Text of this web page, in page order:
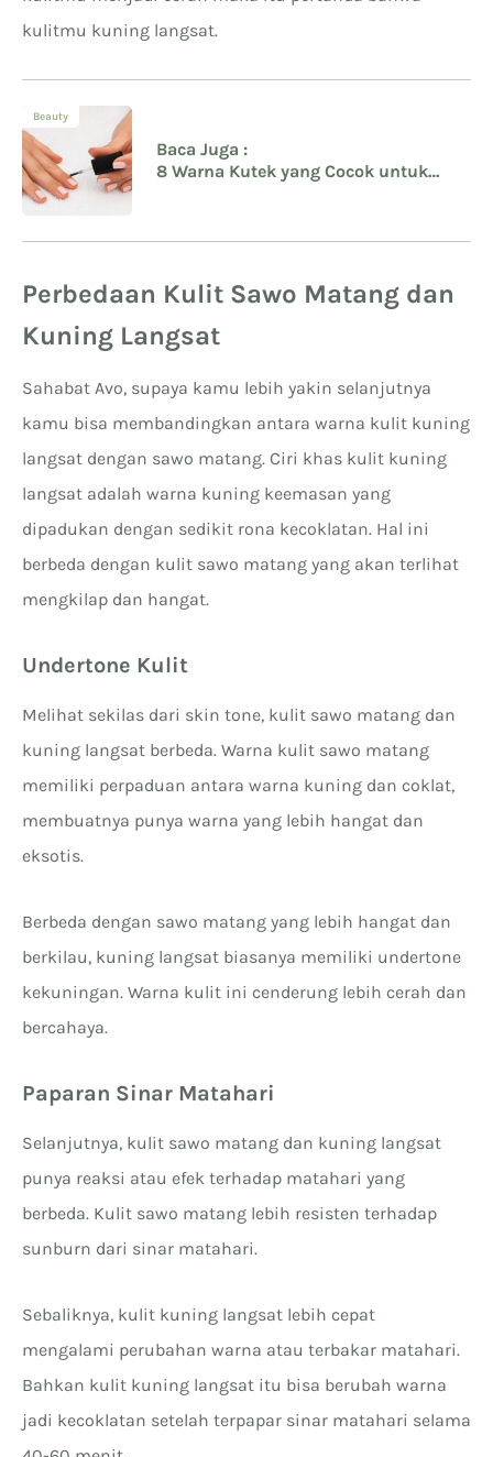
kulitmu kuning langsat.
Beauty
Baca Juga :
8 Warna Kutek yang Cocok untuk
Perbedaan Kulit Sawo Matang dan
Kuning Langsat
Sahabat Avo, supaya kamu lebih yakin selanjutnya
kamu bisa membandingkan antara warna kulit kuning
langsat dengan sawo matang. Ciri khas kulit kuning
langsat adalah warna kuning keemasan yang
dipadukan dengan sedikit rona kecoklatan. Hal ini
berbeda dengan kulit sawo matang yang akan terlihat
mengkilap dan hangat.
Undertone Kulit
Melihat sekilas dari skin tone, kulit sawo matang dan
kuning langsat berbeda. Warna kulit sawo matang
memiliki perpaduan antara warna kuning dan coklat,
membuatnya punya warna yang lebih hangat dan
eksotis.
Berbeda dengan sawo matang yang lebih hangat dan
berkilau, kuning langsat biasanya memiliki undertone
kekuningan. Warna kulit ini cenderung lebih cerah dan
bercahaya.
Paparan Sinar Matahari
Selanjutnya, kulit sawo matang dan kuning langsat
punya reaksi atau efek terhadap matahari yang
berbeda. Kulit sawo matang lebih resisten terhadap
sunburn dari sinar matahari.
Sebaliknya, kulit kuning langsat lebih cepat
mengalami perubahan warna atau terbakar matahari.
Bahkan kulit kuning langsat itu bisa berubah warna
jadi kecoklatan setelah terpapar sinar matahari selama